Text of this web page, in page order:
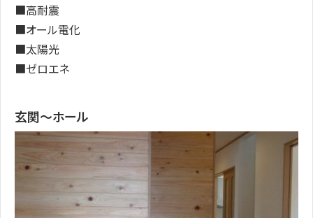
■高耐震
■オール電化
■太陽光
■ゼロエネ
玄関～ホール